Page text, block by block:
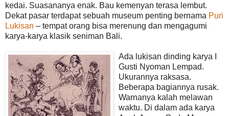
kedai. Suasananya enak. Bau kemenyan terasa lembut.
Dekat pasar terdapat sebuah museum penting bernama Puri
Lukisan – tempat orang bisa merenung dan mengagumi
karya-karya klasik seniman Bali.
Ada lukisan dinding karya I
Gusti Nyoman Lempad.
Ukurannya raksasa.
Beberapa bagiannya rusak.
Warnanya kalah melawan
waktu. Di dalam ada karya